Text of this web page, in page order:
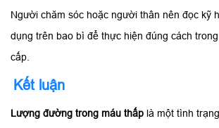
Người chăm sóc hoặc người thân nên đọc kỹ
dụng trên bao bì để thực hiện đúng cách
cấp.
Kết luận
Lượng đường trong máu thấp là một tình